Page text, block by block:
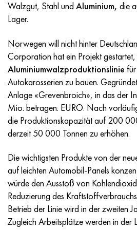
Walzgut, Stahl und Aluminium, die
Lager.
Norwegen will nicht hinter
Corporation hat ein Projekt gestartet,
Aluminiumwalzproduktionslinie
Autokarosserien zu bauen.
Anlage «Grevenbroich», in das der
Mio. betragen. EURO. Nach
die Produktionskapazität auf 200
derzeit 50 000 Tonnen zu erhöhen.
Die wichtigsten Produkte von der
auf leichten Automobil-Panels
würde den Ausstoß von
Reduzierung des
Betrieb der Linie wird in der zweiten
Zugleich Arbeitsplätze werden in der
Incotherm
Jethete M152
Kobalt 6B
Martensitaushärtung 250
Renee 41
Martensitaushärtung 300
Martensitaushärtung 350
MP35N
47ND
49KF
49K2F/49K2FA-VI
50H
50NP
50NHS
52H
52K12F
HN62VMYUT
HN63MB
HN65VM
HN65VMTYU
HN67MVTYU
HN68VKTYU
HN68VMTYUK-VD
HN70VMTYU
VT-35
PT-3V
PT-7M
2V
SPT-2 Schweißdraht
AT3
3М
TL3
1.4466 - aisi 310MoLn
15-7Ph® - 1.4532
PH 13-8 Mo - 1.4534
1.4542 - 17-4Ph®.
Custom 455® - 1.4543 - uns s45500
1.4545 - 15-5Ph®
1.4548 - 17-4Ph®.
1.4550 - aisi 347
10H17N13М3Т
11H11N2V2МF
12H18N9Т
13H11N2V2МF
15H11MF
15H12VNMF
15H12N2МVFAB
15H16К5N2МVFAB
2.0872, CuNi10Fe1Mn, Cw352h
CW301G, C64200
Siliciumbronze
C65500, CuAl11Fe3
C65620, CuSi3Fe2Zn3
C65100, CuSi1,5
Zinn-Blei-Bronze
c92200, CuSn6Zn4Pb2
Rotmessing
C83600, CuSn5ZnPb
45G2, 45g2, aisi 1144
10g2, 10g2, aisi 1513
12X2H4A,15NiCr13, 1.5752
АS14, 11SMnPb30
20G, 20mn5
20HN3А, aisi 4320, 20hn3a
20HМ, 24CrMo5, 20hm
25HGM, 20CrMo5, 1.7264
R6M5, 1.3343, hs6-5-2, sw7m
R6М5F3, 1.3344, hs6-5-3
R9М4К8,1.3207
R12F3, 1.3318, sw12
R18, 1.3355, hs18-0-1, sw18
Kohlenstoffstahl
U10,1.1645, C105W1
11G12, 110G13L, X120Mn12